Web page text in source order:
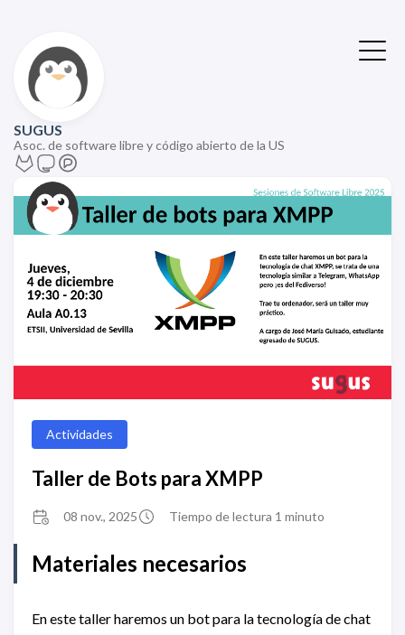
SUGUS
Asoc. de software libre y código abierto de la US
Actividades
Taller de Bots para XMPP
08 nov., 2025 Tiempo de lectura 1 minuto
Materiales necesarios
En este taller haremos un bot para la tecnología de chat